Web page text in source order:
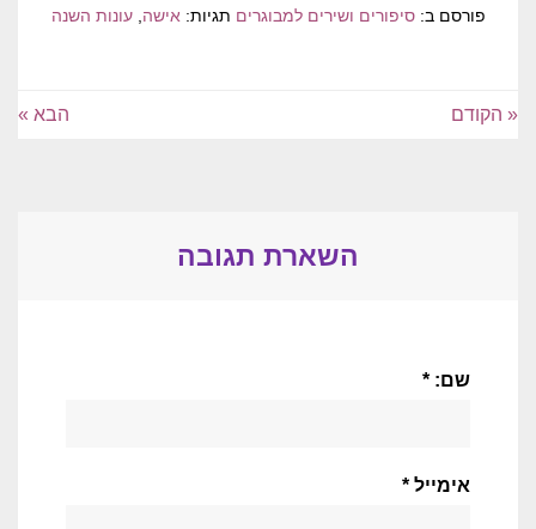
פורסם ב:סיפורים ושירים למבוגרים תגיות: אישה ,עונות השנה
« הקודם הבא »
השארת תגובה
שם: *
אימייל *